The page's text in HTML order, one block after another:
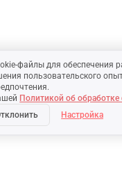
файлы для обеспечения
пользовательского
Политикой об
Настройка